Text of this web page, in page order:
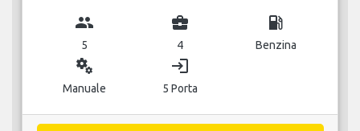
group
5
business_center
4
local_gas_station
Benzina
miscellaneous_services
Manuale
login
5 Porta